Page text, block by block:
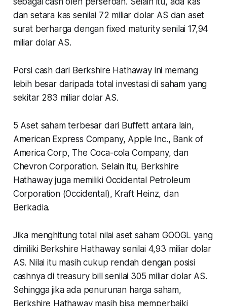
dan setara kas senilai 72 miliar dolar AS dan aset
surat berharga dengan fixed maturity senilai 17,94
miliar dolar AS.
Porsi cash dari Berkshire Hathaway ini memang
lebih besar daripada total investasi di saham yang
sekitar 283 miliar dolar AS.
5 Aset saham terbesar dari Buffett antara lain,
American Express Company, Apple Inc., Bank of
America Corp, The Coca-cola Company, dan
Chevron Corporation. Selain itu, Berkshire
Hathaway juga memiliki Occidental Petroleum
Corporation (Occidental), Kraft Heinz, dan
Berkadia.
Jika menghitung total nilai aset saham GOOGL yang
dimiliki Berkshire Hathaway senilai 4,93 miliar dolar
AS. Nilai itu masih cukup rendah dengan posisi
cashnya di treasury bill senilai 305 miliar dolar AS.
Sehingga jika ada penurunan harga saham,
Berkshire Hathaway masih bisa memperbaiki